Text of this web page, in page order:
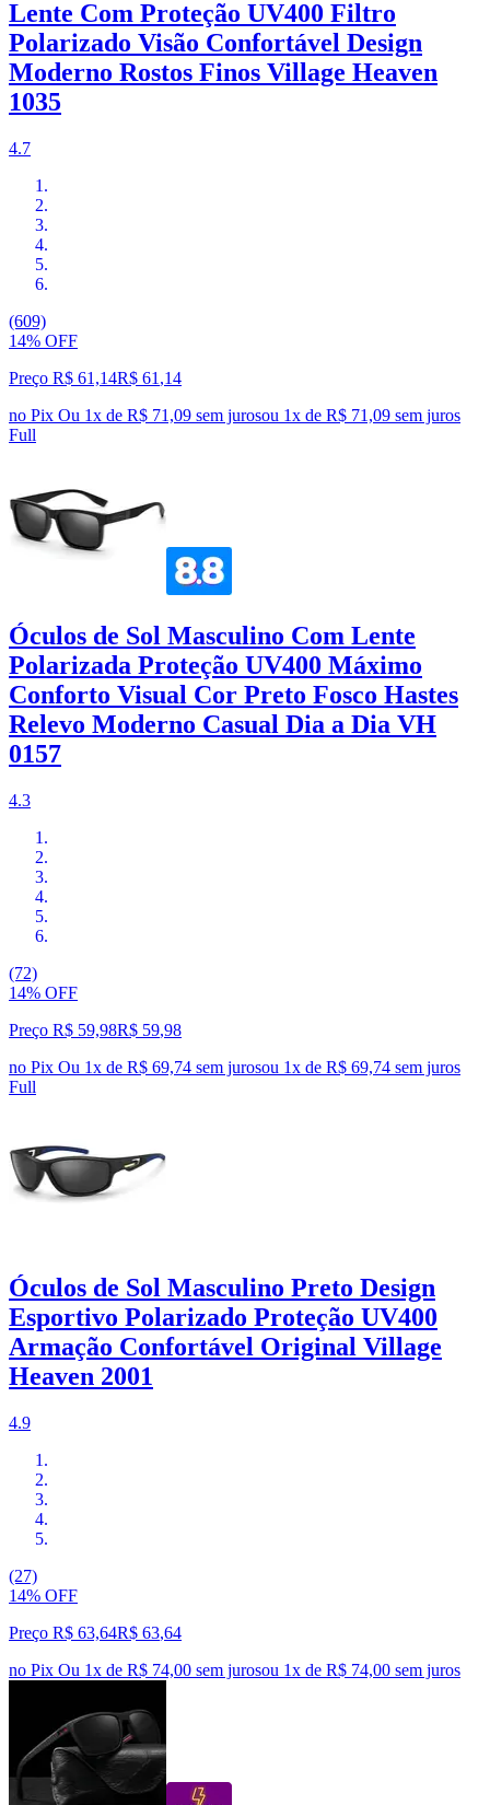
Lente Com Proteção UV400 Filtro
Polarizado Visão Confortável Design
Moderno Rostos Finos Village Heaven
1035
4.7
(609)
14% OFF
Preço R$ 61,14R$ 61 ,14
no Pix Ou 1x de R$ 71,09 sem jurosou 1x de R$ 71,09 sem juros
Full
Óculos de Sol Masculino Com Lente
Polarizada Proteção UV400 Máximo
Conforto Visual Cor Preto Fosco Hastes
Relevo Moderno Casual Dia a Dia VH
0157
4.3
(72)
14% OFF
Preço R$ 59,98R$ 59,98
no Pix Ou 1x de R$ 69,74 sem jurosou 1x de R$ 69,74 sem juros
Full
Óculos de Sol Masculino Preto Design
Esportivo Polarizado Proteção UV400
Armação Confortável Original Village
Heaven 2001
4.9
(27)
14% OFF
Preço R$ 63,64R$ 63,64
no Pix Ou 1x de R$ 74,00 sem jurosou 1x de R$ 74,00 sem juros